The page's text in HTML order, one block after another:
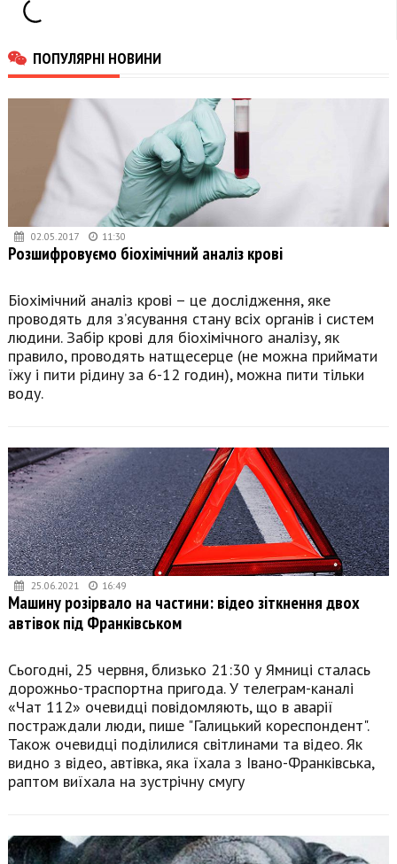
ПОПУЛЯРНІ НОВИНИ
02.05.2017 11:30
Розшифровуємо біохімічний аналіз крові
Біохімічний аналіз крові – це дослідження, яке
проводять для з’ясування стану всіх органів і систем
людини. Забір крові для біохімічного аналізу, як
правило, проводять натщесерце (не можна приймати
їжу і пити рідину за 6-12 годин), можна пити тільки
воду.
25.06.2021 16:49
Машину розірвало на частини: відео зіткнення двох
автівок під Франківськом
Сьогодні, 25 червня, близько 21:30 у Ямниці сталась
дорожньо-траспортна пригода. У телеграм-каналі
«Чат 112» очевидці повідомляють, що в аварії
постраждали люди, пише "Галицький кореспондент".
Також очевидці поділилися світлинами та відео. Як
видно з відео, автівка, яка їхала з Івано-Франківська,
раптом виїхала на зустрічну смугу